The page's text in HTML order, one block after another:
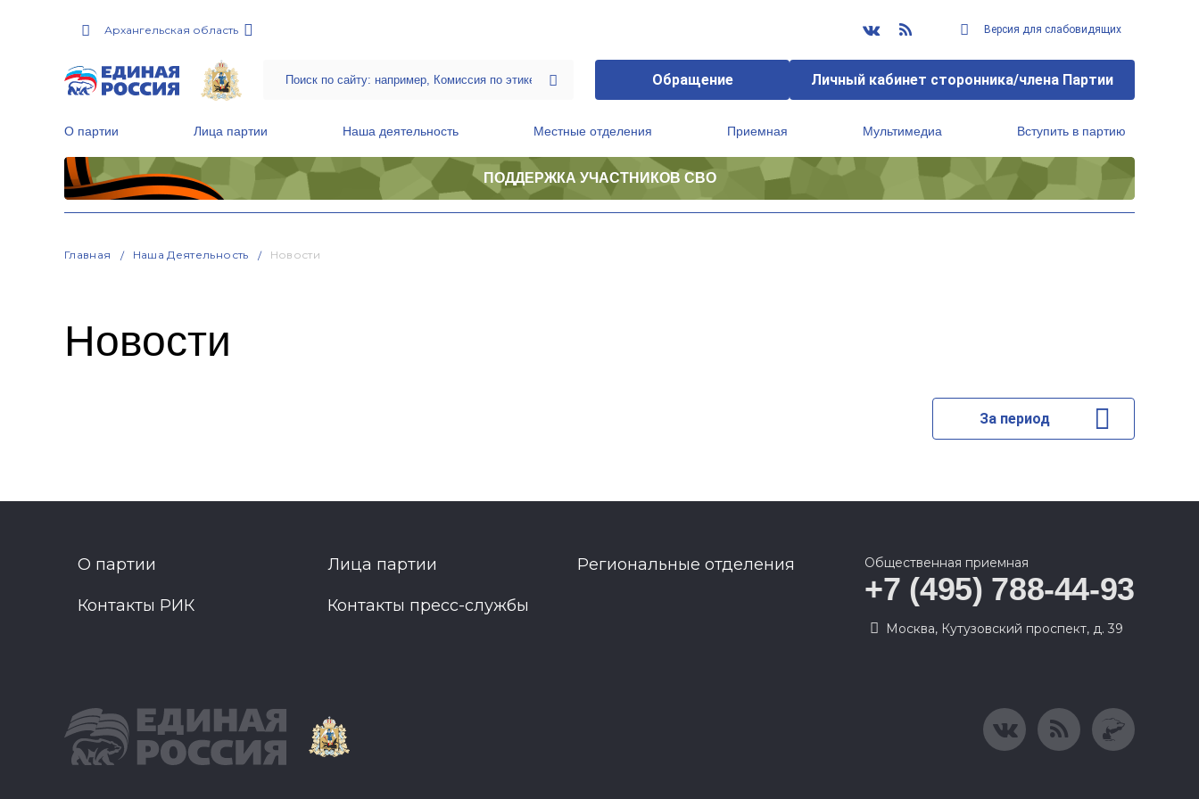
Архангельская область Версия для слабовидящих
Обращение Личный кабинет сторонника/члена Партии
О партии Лица партии Наша деятельность Местные отделения Приемная Мультимедиа Вступить в партию
ПОДДЕРЖКА УЧАСТНИКОВ СВО
Главная Наша Деятельность Новости
Новости
За период
О партии Лица партии Региональные отделения
Контакты РИК Контакты пресс-службы
Общественная приемная
+7 (495) 788-44-93
Москва, Кутузовский проспект, д. 39